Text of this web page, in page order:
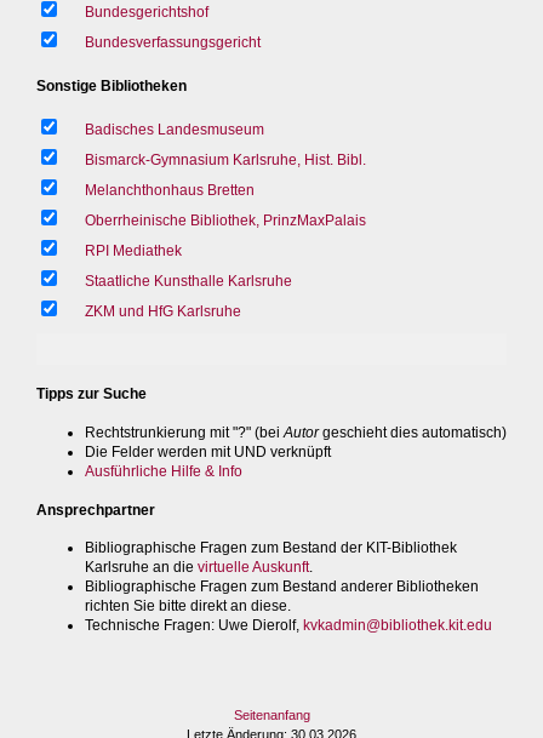
Bundesgerichtshof
Bundesverfassungsgericht
Sonstige Bibliotheken
Badisches Landesmuseum
Bismarck-Gymnasium Karlsruhe, Hist. Bibl.
Melanchthonhaus Bretten
Oberrheinische Bibliothek, PrinzMaxPalais
RPI Mediathek
Staatliche Kunsthalle Karlsruhe
ZKM und HfG Karlsruhe
Tipps zur Suche
Rechtstrunkierung mit "?" (bei Autorgeschieht dies automatisch)
Die Felder werden mit UND verknüpft
Ausführliche Hilfe & Info
Ansprechpartner
Bibliographische Fragen zum Bestand der KIT-Bibliothek
Karlsruhe an die virtuelle Auskunft.
Bibliographische Fragen zum Bestand anderer Bibliotheken
richten Sie bitte direkt an diese.
Technische Fragen: Uwe Dierolf, kvkadmin@bibliothek.kit.edu
Seitenanfang
Letzte Änderung: 30.03.2026